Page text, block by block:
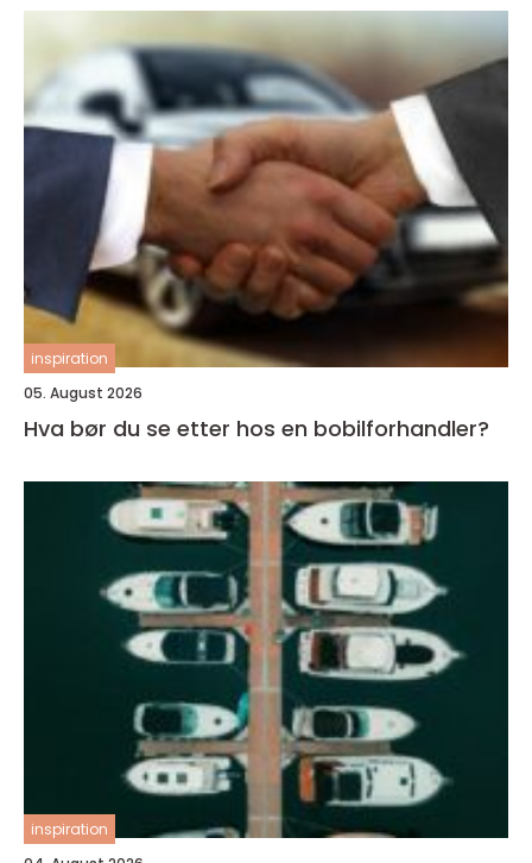
inspiration
05. August 2026
Hva bør du se etter hos en bobilforhandler?
inspiration